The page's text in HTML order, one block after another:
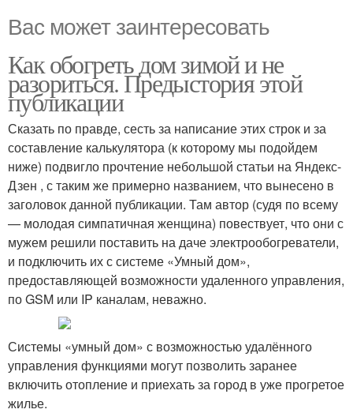
Вас может заинтересовать
Как обогреть дом зимой и не
разориться. Предыстория этой
публикации
Сказать по правде, сесть за написание этих строк и за
составление калькулятора (к которому мы подойдем
ниже) подвигло прочтение небольшой статьи на Яндекс-
Дзен , с таким же примерно названием, что вынесено в
заголовок данной публикации. Там автор (судя по всему
— молодая симпатичная женщина) повествует, что они с
мужем решили поставить на даче электрообогреватели,
и подключить их с системе «Умный дом»,
предоставляющей возможности удаленного управления,
по GSM или IP каналам, неважно.
Системы «умный дом» с возможностью удалённого
управления функциями могут позволить заранее
включить отопление и приехать за город в уже прогретое
жилье.